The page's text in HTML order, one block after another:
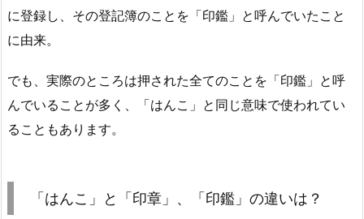
に登録し、その登記簿のことを「印鑑」と呼んでいたこと
に由来。
でも、実際のところは押された全てのことを「印鑑」と呼
んでいることが多く、「はんこ」と同じ意味で使われてい
ることもあります。
「はんこ」と「印章」、「印鑑」の違いは？